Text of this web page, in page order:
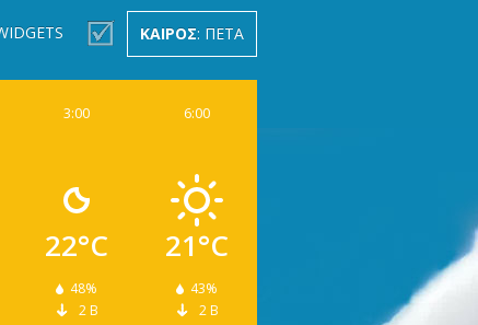
ΚΑΙΡΟΣ: ΠΕΤΑ
6:00
21°C
43%
2 Β
3:00
22°C
48%
2 Β